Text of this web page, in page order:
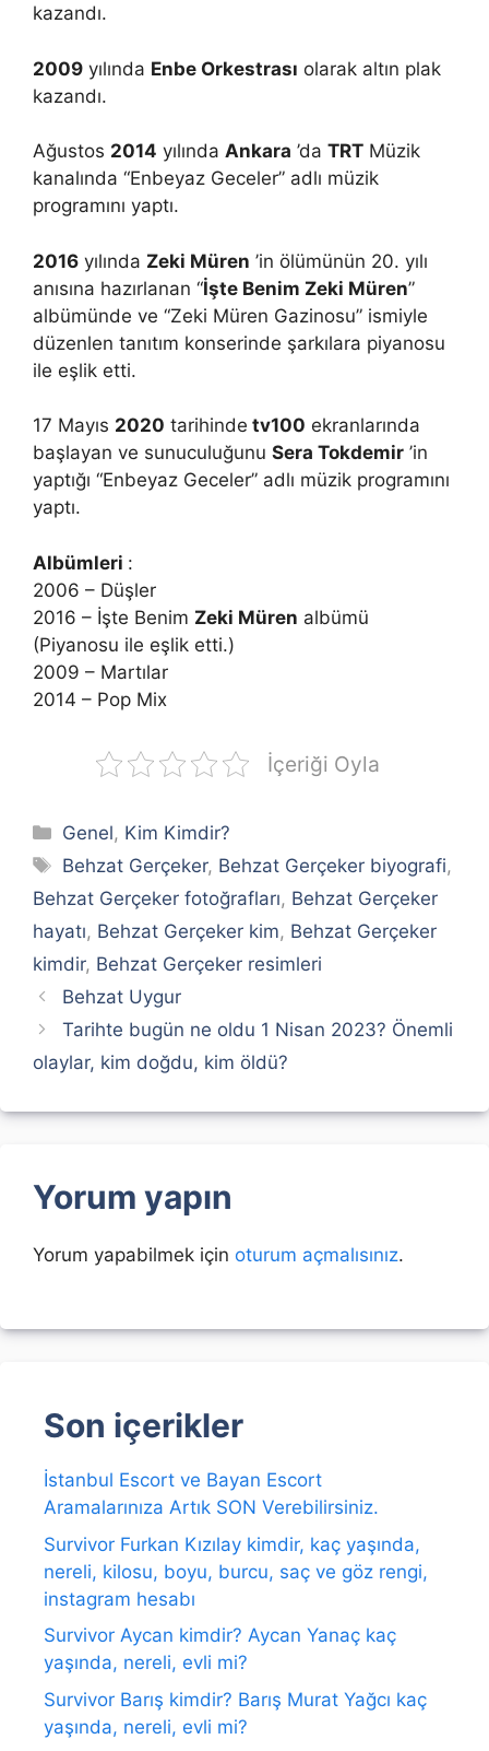
kazandı.
2009 yılında Enbe Orkestrası olarak altın plak
kazandı.
Ağustos 2014 yılında Ankara ’da TRT Müzik
kanalında “Enbeyaz Geceler” adlı müzik
programını yaptı.
2016 yılında Zeki Müren ’in ölümünün 20. yılı
anısına hazırlanan “İşte Benim Zeki Müren”
albümünde ve “Zeki Müren Gazinosu” ismiyle
düzenlen tanıtım konserinde şarkılara piyanosu
ile eşlik etti.
17 Mayıs 2020 tarihinde tv100 ekranlarında
başlayan ve sunuculuğunu Sera Tokdemir ’in
yaptığı “Enbeyaz Geceler” adlı müzik programını
yaptı.
Albümleri :
2006 – Düşler
2016 – İşte Benim Zeki Müren albümü
(Piyanosu ile eşlik etti.)
2009 – Martılar
2014 – Pop Mix
İçeriği Oyla
Kategoriler
Genel, Kim Kimdir?
Etiketler
Behzat Gerçeker, Behzat Gerçeker biyografi,
Behzat Gerçeker fotoğrafları, Behzat Gerçeker
hayatı, Behzat Gerçeker kim, Behzat Gerçeker
kimdir, Behzat Gerçeker resimleri
Behzat Uygur
Tarihte bugün ne oldu 1 Nisan 2023? Önemli
olaylar, kim doğdu, kim öldü?
Yorum yapın
Yorum yapabilmek için oturum açmalısınız.
Son içerikler
İstanbul Escort ve Bayan Escort
Aramalarınıza Artık SON Verebilirsiniz.
Survivor Furkan Kızılay kimdir, kaç yaşında,
nereli, kilosu, boyu, burcu, saç ve göz rengi,
instagram hesabı
Survivor Aycan kimdir? Aycan Yanaç kaç
yaşında, nereli, evli mi?
Survivor Barış kimdir? Barış Murat Yağcı kaç
yaşında, nereli, evli mi?